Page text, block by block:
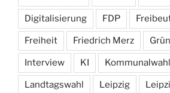
Digitalisierung FDP
Freiheit Friedrich Merz
Interview KI Kommunalwahl
Landtagswahl Leipzig